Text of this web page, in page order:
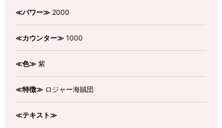
≪パワー≫ 2000
≪カウンター≫ 1000
≪色≫ 紫
≪特徴≫ ロジャー海賊団
≪テキスト≫